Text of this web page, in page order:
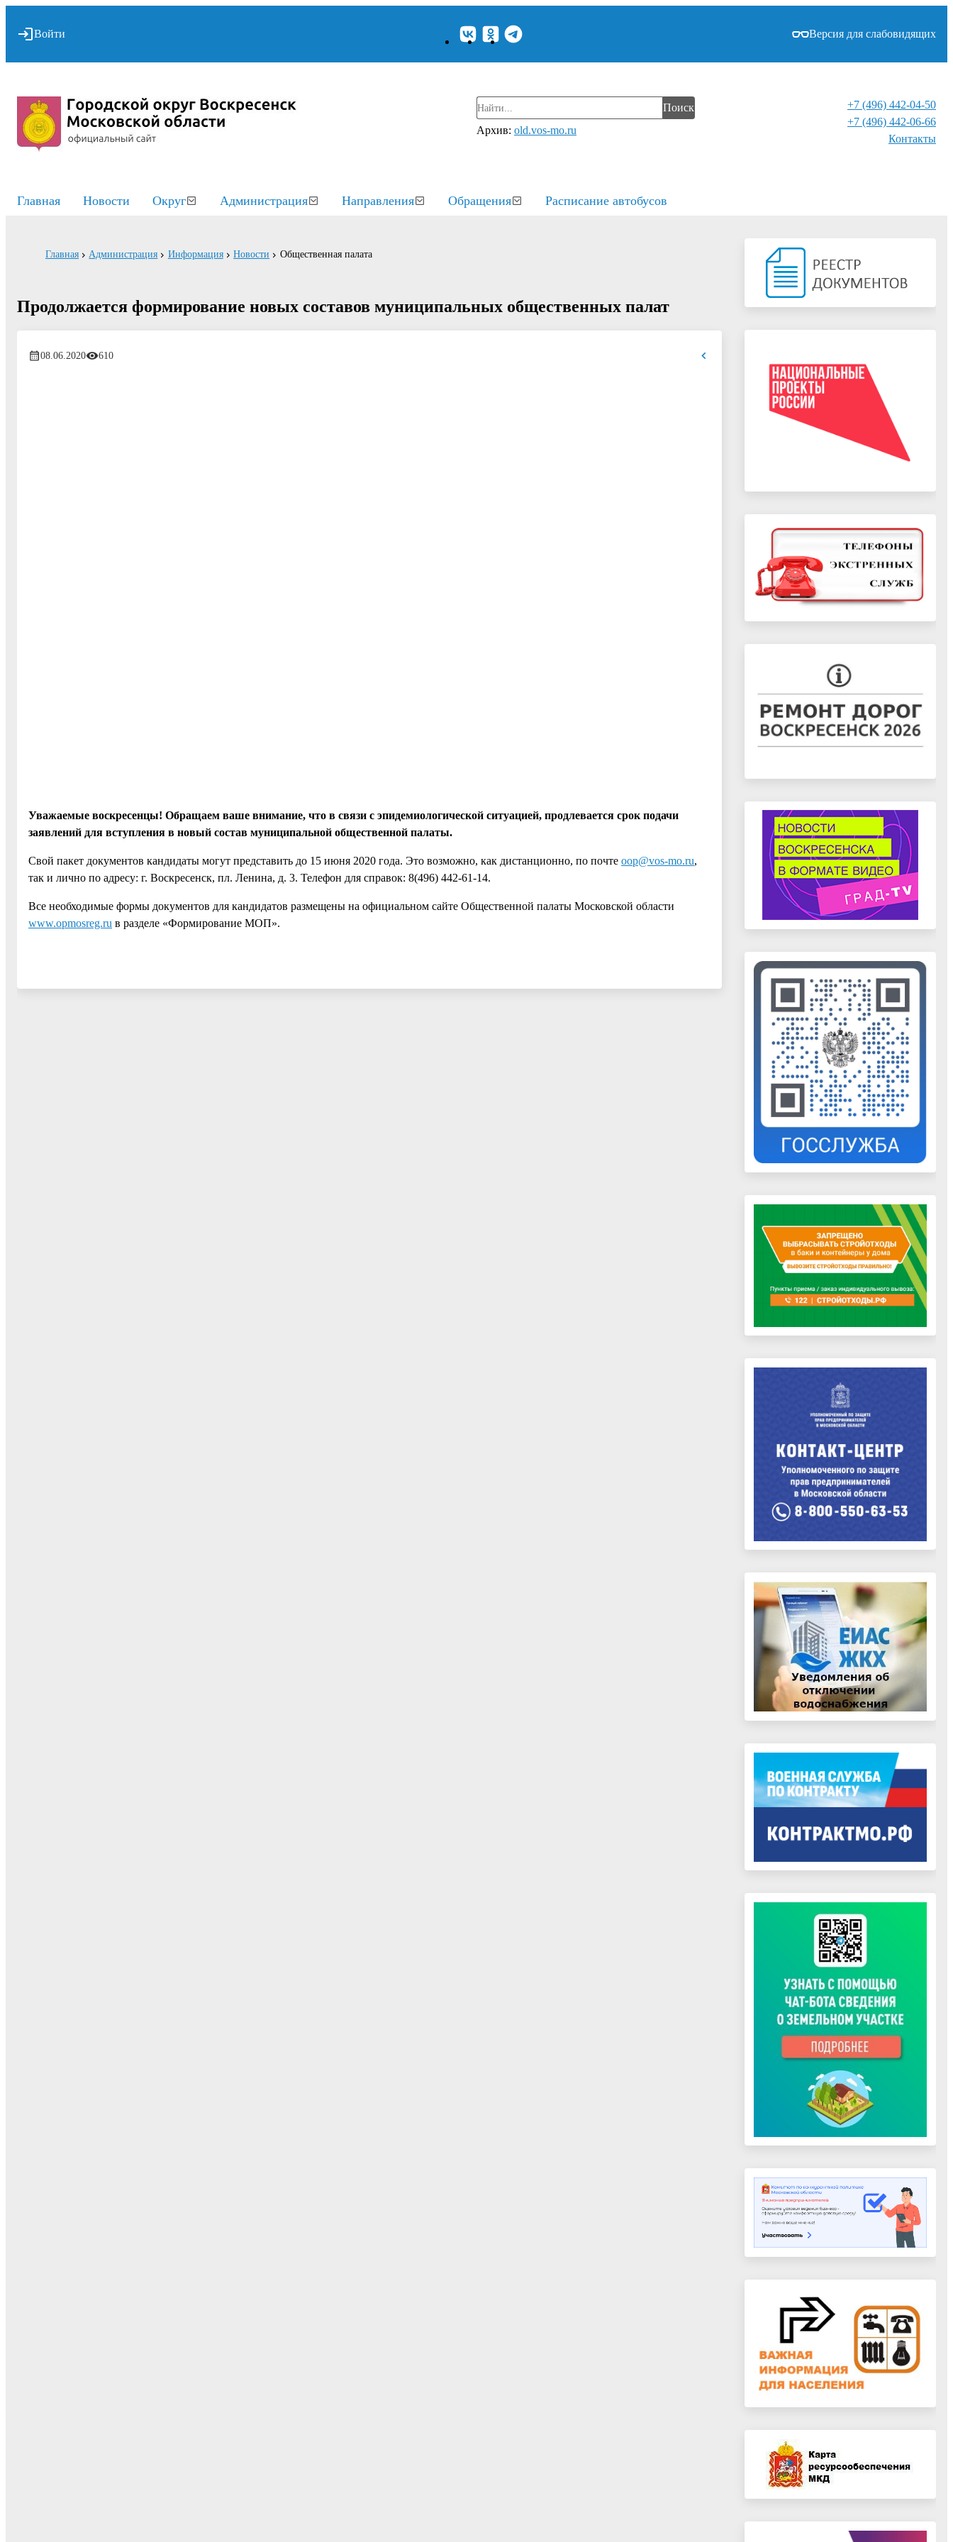
Войти Версия для слабовидящих
Поиск
Архив: old.vos-mo.ru
+7 (496) 442-04-50
+7 (496) 442-06-66
Контакты⁠
Главная Новости Округ Администрация Направления Обращения Расписание автобусов
Главная Администрация Информация Новости Общественная палата
Продолжается формирование новых составов муниципальных общественных палат
08.06.2020 610
Уважаемые воскресенцы! Обращаем ваше внимание, что в связи с эпидемиологической ситуацией, продлевается срок подачи
заявлений для вступления в новый состав муниципальной общественной палаты.
Свой пакет документов кандидаты могут представить до 15 июня 2020 года. Это возможно, как дистанционно, по почте oop@vos-mo.ru,
так и лично по адресу: г. Воскресенск, пл. Ленина, д. 3. Телефон для справок: 8(496) 442-61-14.
Все необходимые формы документов для кандидатов размещены на официальном сайте Общественной палаты Московской области
www.opmosreg.ru в разделе «Формирование МОП».